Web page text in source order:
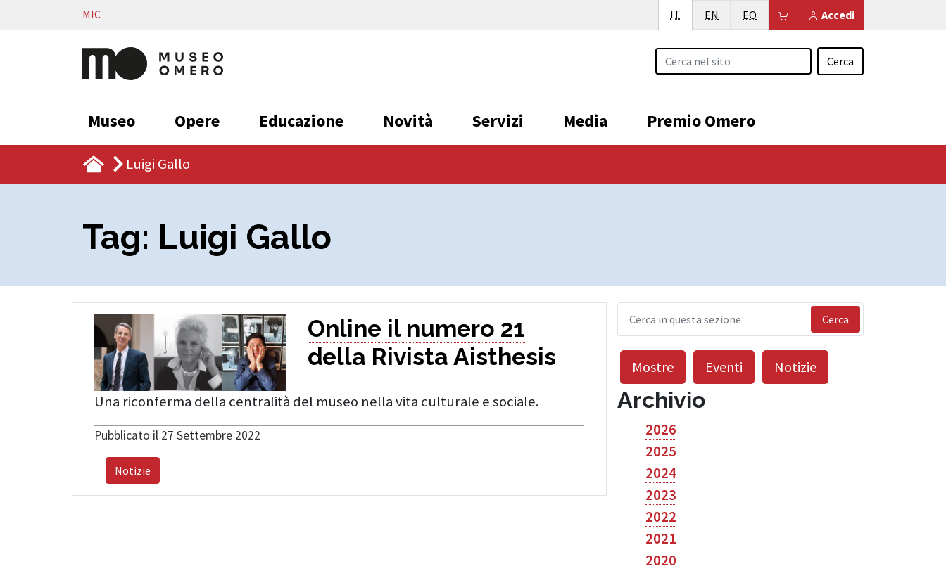
Vai al contenutoMIC Accedi
Il tuo carrello è vuoto
IT Italiano
EN English
EO Esperanto
Cerca
Museo Opere Educazione Novità Servizi Media Premio Omero
Luigi Gallo
Tag: Luigi Gallo
Online il numero 21
della Rivista Aisthesis
Una riconferma della centralità del museo nella vita culturale e sociale.
Pubblicato il 27 Settembre 2022
Notizie
Cerca
Mostre Eventi Notizie
Archivio
2026
2025
2024
2023
2022
2021
2020